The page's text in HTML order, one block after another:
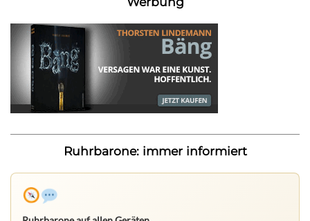
Ruhrbarone: immer informiert